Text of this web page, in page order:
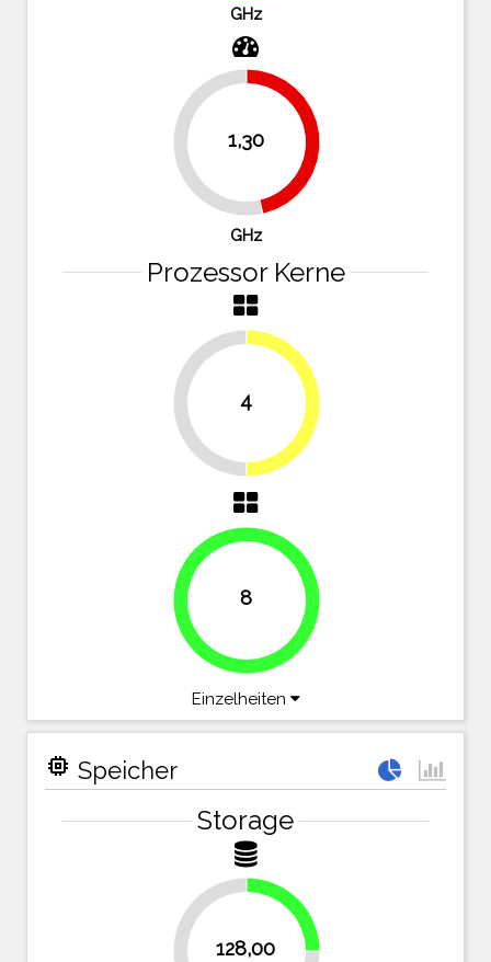
GHz
1,30 46.4%
GHz
Prozessor Kerne
4
8
100%
Einzelheiten
memory Speicher
Storage
128,00
25%